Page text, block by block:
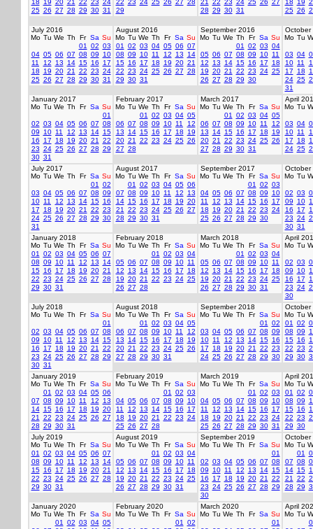
18
19 20 21 22 23 24
25 26 27 28 29 30 31
22 23 24 25 26 27 28
29
21
22 23 24 25 26 27
28 29 30 31
18
19
25 26
July 2016
Mo Tu We Th Fr Sa Su
01
02 03
04 05 06 07 08 09
10
11
12 13 14 15 16
17
18
19 20 21 22 23 24
25 26 27 28 29 30 31
August 2016
Mo Tu We Th Fr Sa Su
01
02 03 04 05 06 07
08 09 10 11 12 13
14
15 16 17 18 19 20 21
22 23 24 25 26 27 28
29 30 31
September 2016
Mo Tu We Th Fr Sa Su
01
02 03 04
05 06 07 08 09 10 11
12
13 14 15 16 17
18
19 20 21 22 23 24 25
26 27 28 29 30
October
Mo Tu
03 04
10 11
17
18
24 25
31
January 2017
Mo Tu We Th Fr Sa Su
01
02 03 04 05 06 07 08
09
10 11 12 13 14 15
16
17 18 19 20 21
22
23 24 25 26 27 28 29
30 31
February 2017
Mo Tu We Th Fr Sa Su
01
02 03 04 05
06 07 08 09 10 11
12
13
14 15 16 17 18
19
20 21 22 23 24 25 26
27 28
March 2017
Mo Tu We Th Fr Sa Su
01
02 03 04 05
06 07 08 09 10 11
12
13
14 15 16 17 18
19
20 21 22 23 24 25 26
27 28 29 30 31
April
Mo Tu
03 04
10 11
17
18
24 25
July 2017
Mo Tu We Th Fr Sa Su
01
02
03 04 05 06 07 08 09
10 11 12 13 14 15 16
17
18 19 20 21 22 23
24 25 26 27 28 29 30
31
August 2017
Mo Tu We Th Fr Sa Su
01
02 03 04 05 06
07 08 09 10 11 12
13
14 15 16 17 18 19 20
21
22 23 24 25 26 27
28 29 30 31
September 2017
Mo Tu We Th Fr Sa Su
01
02 03
04 05 06 07 08 09
10
11
12 13 14 15 16
17
18
19 20 21 22 23 24
25 26 27 28 29 30
October
Mo Tu
02 03
09
10
16
17
23 24
30 31
January 2018
Mo Tu We Th Fr Sa Su
01
02 03 04 05 06 07
08 09 10 11 12 13
14
15 16 17 18 19 20 21
22 23 24 25 26 27 28
29 30 31
February 2018
Mo Tu We Th Fr Sa Su
01
02 03 04
05 06 07 08 09 10 11
12
13 14 15 16 17
18
19 20 21 22 23 24 25
26 27 28
March 2018
Mo Tu We Th Fr Sa Su
01
02 03 04
05 06 07 08 09 10 11
12
13 14 15 16 17
18
19 20 21 22 23 24 25
26 27 28 29 30 31
April
Mo Tu
02 03
09
10
16
17
23 24
30
July 2018
Mo Tu We Th Fr Sa Su
01
02 03 04 05 06 07 08
09
10 11 12 13 14 15
16
17 18 19 20 21
22
23 24 25 26 27 28 29
30 31
August 2018
Mo Tu We Th Fr Sa Su
01
02 03 04 05
06 07 08 09 10 11
12
13
14 15 16 17 18
19
20 21 22 23 24 25 26
27 28 29 30 31
September 2018
Mo Tu We Th Fr Sa Su
01
02
03 04 05 06 07 08 09
10 11 12 13 14 15 16
17
18 19 20 21 22 23
24 25 26 27 28 29 30
October
Mo Tu
01
02
08 09
15 16
22 23
29 30
January 2019
Mo Tu We Th Fr Sa Su
01
02 03 04 05 06
07 08 09 10 11 12
13
14 15 16 17 18 19 20
21
22 23 24 25 26 27
28 29 30 31
February 2019
Mo Tu We Th Fr Sa Su
01
02 03
04 05 06 07 08 09
10
11
12 13 14 15 16
17
18
19 20 21 22 23 24
25 26 27 28
March 2019
Mo Tu We Th Fr Sa Su
01
02 03
04 05 06 07 08 09
10
11
12 13 14 15 16
17
18
19 20 21 22 23 24
25 26 27 28 29 30 31
April
Mo Tu
01
02
08 09
15 16
22 23
29 30
July 2019
Mo Tu We Th Fr Sa Su
01
02 03 04 05 06 07
08 09 10 11 12 13
14
15 16 17 18 19 20 21
22 23 24 25 26 27 28
29 30 31
August 2019
Mo Tu We Th Fr Sa Su
01
02 03 04
05 06 07 08 09 10 11
12
13 14 15 16 17
18
19 20 21 22 23 24 25
26 27 28 29 30 31
September 2019
Mo Tu We Th Fr Sa Su
01
02 03 04 05 06 07 08
09
10 11 12 13 14 15
16
17 18 19 20 21
22
23 24 25 26 27 28 29
30
October
Mo Tu
01
07 08
14 15
21
22
28 29
January 2020
Mo Tu We Th Fr Sa Su
01
02 03 04 05
February 2020
Mo Tu We Th Fr Sa Su
01
02
March 2020
Mo Tu We Th Fr Sa Su
01
April
Mo Tu